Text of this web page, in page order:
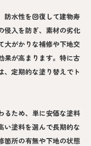
防水性を回復して建物寿
侵入を防ぎ、素材の劣化
大がかりな補修や下地交
果が高まります。特に古
、定期的な塗り替えでト
るため、単に安価な塗料
い塗料を選んで長期的な
箇所の有無や下地の状態